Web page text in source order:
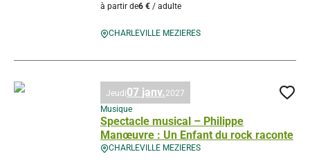
à partir de6 € / adulte
CHARLEVILLE MEZIERES
Visite guidée de Mézières aux flambeaux, © Droits gérés – T. Michel
Spectacle musical – Philippe
Manœuvre : Un Enfant du rock raconte
CHARLEVILLE MEZIERES
Jeudi07 janv. 2027
Musique